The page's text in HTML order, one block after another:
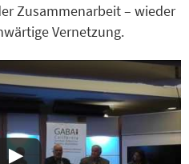
Zusammenarbeit – wieder
Vernetzung.